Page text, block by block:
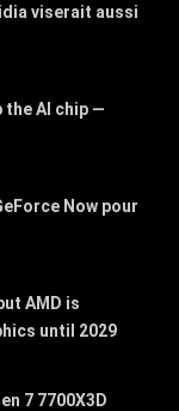
viserait aussi
the AI chip —
Now pour
AMD is
until 2029
7 7700X3D